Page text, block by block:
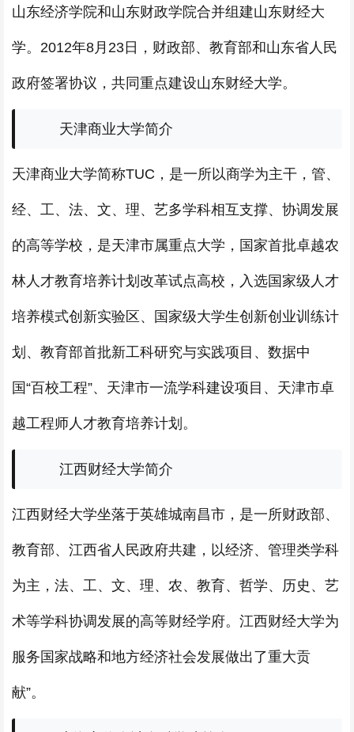
山东经济学院和山东财政学院合并组建山东财经大
学。2012年8月23日，财政部、教育部和山东省人民
政府签署协议，共同重点建设山东财经大学。
天津商业大学简介
天津商业大学简称TUC，是一所以商学为主干，管、
经、工、法、文、理、艺多学科相互支撑、协调发展
的高等学校，是天津市属重点大学，国家首批卓越农
林人才教育培养计划改革试点高校，入选国家级人才
培养模式创新实验区、国家级大学生创新创业训练计
划、教育部首批新工科研究与实践项目、数据中
国“百校工程”、天津市一流学科建设项目、天津市卓
越工程师人才教育培养计划。
江西财经大学简介
江西财经大学坐落于英雄城南昌市，是一所财政部、
教育部、江西省人民政府共建，以经济、管理类学科
为主，法、工、文、理、农、教育、哲学、历史、艺
术等学科协调发展的高等财经学府。江西财经大学为
服务国家战略和地方经济社会发展做出了重大贡
献”。